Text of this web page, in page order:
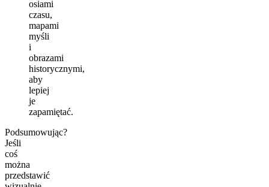
osiami
czasu,
mapami
myśli
i
obrazami
historycznymi,
aby
lepiej
je
zapamiętać.
Podsumowując?
Jeśli
coś
można
przedstawić